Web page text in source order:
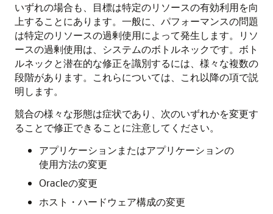
いずれの場合も、目標は特定のリソースの有効利用を向
上することにあります。一般に、パフォーマンスの問題
は特定のリソースの過剰使用によって発生します。リソ
ースの過剰使用は、システムのボトルネックです。ボト
ルネックと潜在的な修正を識別するには、様々な複数の
段階があります。これらについては、これ以降の項で説
明します。
競合の様々な形態は症状であり、次のいずれかを変更す
ることで修正できることに注意してください。
アプリケーションまたはアプリケーションの
使用方法の変更
Oracleの変更
ホスト・ハードウェア構成の変更